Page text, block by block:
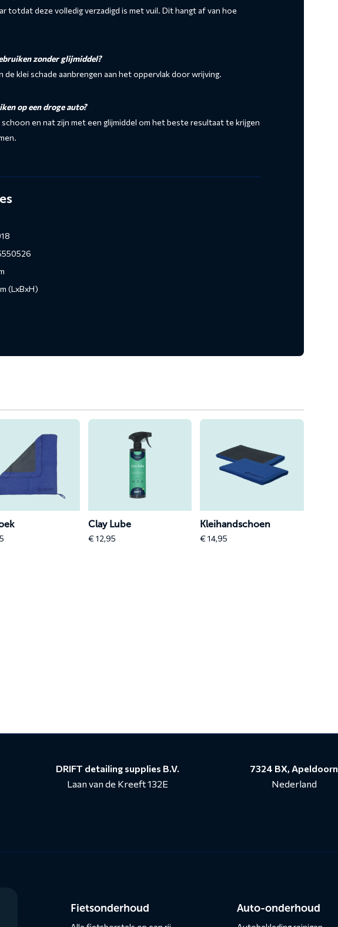
totdat deze volledig verzadigd is met vuil. Dit hangt af van hoe
zonder glijmiddel?
de klei schade aanbrengen aan het oppervlak door wrijving.
op een droge auto?
en nat zijn met een glijmiddel om het beste resultaat te krijgen
(LxBxH)
Lees
Clay Lube
€12,95
Lees
over
Kleihandschoen
Kleihandschoen
€14,95
DRIFT detailing supplies B.V.
Laan van de Kreeft 132E
7324 BX, Apeldoorn
Nederland
Fietsonderhoud Auto-onderhoud